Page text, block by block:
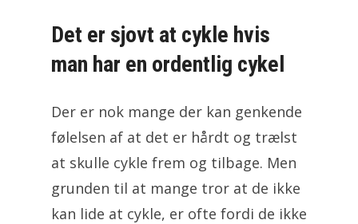
Det er sjovt at cykle hvis
man har en ordentlig cykel
Der er nok mange der kan genkende
følelsen af at det er hårdt og trælst
at skulle cykle frem og tilbage. Men
grunden til at mange tror at de ikke
kan lide at cykle, er ofte fordi de ikke